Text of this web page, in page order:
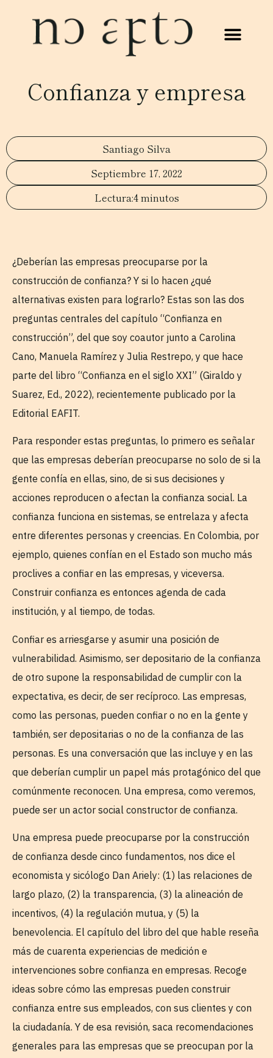
Confianza y empresa
Santiago Silva
Septiembre 17, 2022
4 minutos
¿Deberían las empresas preocuparse por la
construcción de confianza? Y si lo hacen ¿qué
alternativas existen para lograrlo? Estas son las dos
preguntas centrales del capítulo “Confianza en
construcción”, del que soy coautor junto a Carolina
Cano, Manuela Ramírez y Julia Restrepo, y que hace
parte del libro “Confianza en el siglo XXI” (Giraldo y
Suarez, Ed., 2022), recientemente publicado por la
Editorial EAFIT.
Para responder estas preguntas, lo primero es señalar
que las empresas deberían preocuparse no solo de si la
gente confía en ellas, sino, de si sus decisiones y
acciones reproducen o afectan la confianza social. La
confianza funciona en sistemas, se entrelaza y afecta
entre diferentes personas y creencias. En Colombia, por
ejemplo, quienes confían en el Estado son mucho más
proclives a confiar en las empresas, y viceversa.
Construir confianza es entonces agenda de cada
institución, y al tiempo, de todas.
Confiar es arriesgarse y asumir una posición de
vulnerabilidad. Asimismo, ser depositario de la confianza
de otro supone la responsabilidad de cumplir con la
expectativa, es decir, de ser recíproco. Las empresas,
como las personas, pueden confiar o no en la gente y
también, ser depositarias o no de la confianza de las
personas. Es una conversación que las incluye y en las
que deberían cumplir un papel más protagónico del que
comúnmente reconocen. Una empresa, como veremos,
puede ser un actor social constructor de confianza.
Una empresa puede preocuparse por la construcción
de confianza desde cinco fundamentos, nos dice el
economista y sicólogo Dan Ariely: (1) las relaciones de
largo plazo, (2) la transparencia, (3) la alineación de
incentivos, (4) la regulación mutua, y (5) la
benevolencia. El capítulo del libro del que hable reseña
más de cuarenta experiencias de medición e
intervenciones sobre confianza en empresas. Recoge
ideas sobre cómo las empresas pueden construir
confianza entre sus empleados, con sus clientes y con
la ciudadanía. Y de esa revisión, saca recomendaciones
generales para las empresas que se preocupan por la